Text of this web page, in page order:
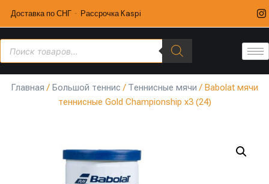
Доставка по СНГ · Рассрочка Kaspi
Главная / Большой теннис / Теннисные мячи / Babolat мячи
теннисные Gold Championship x3 (24)